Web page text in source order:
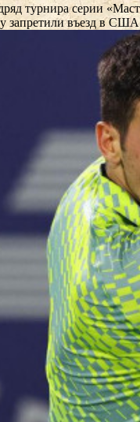
турнира серии
въезд в США